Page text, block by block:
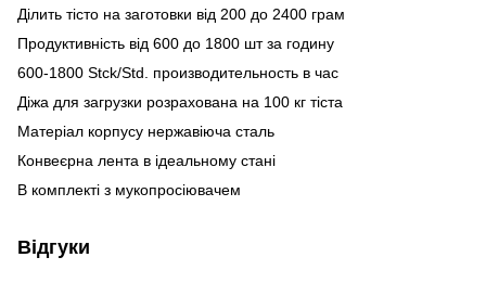
Ділить тісто на заготовки від 200 до 2400 грам
Продуктивність від 600 до 1800 шт за годину
600-1800 Stck/Std. производительность в час
Діжа для загрузки розрахована на 100 кг тіста
Матеріал корпусу нержавіюча сталь
Конвеєрна лента в ідеальному стані
В комплекті з мукопросіювачем
Відгуки